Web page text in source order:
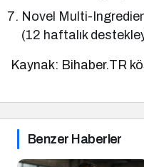
Novel Multi-
(12 haftalık
Kaynak: Bihaber.TR
Benzer Haberler